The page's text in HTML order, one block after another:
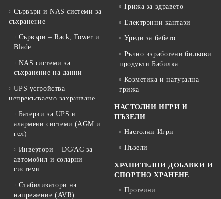
Сървъри и NAS системи за
съхранение
Сървъри – Rack, Tower и
Blade
NAS системи за
съхранение на данни
UPS устройства –
непрекъсваемо захранване
Батерии за UPS и
алармени системи (AGM и
гел)
Инвертори – DC/AC за
автомобил и соларни
системи
Стабилизатори на
напрежение (AVR)
Грижа за здравето
Електронни кантари
Уреди за бебето
Ръчно изработени билкови
продукти Бабилка
Козметика и натурална
грижа
НАСТОЛНИ ИГРИ И
ПЪЗЕЛИ
Настолни Игри
Пъзели
ХРАНИТЕЛНИ ДОБАВКИ И
СПОРТНО ХРАНЕНЕ
Протеини